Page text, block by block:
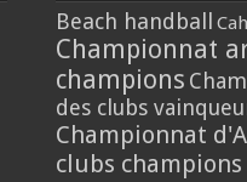
Beach handball
Championnat
champions
des clubs
Championnat
clubs champions